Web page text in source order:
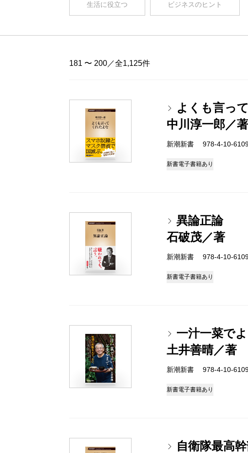
生活に役立つ ビジネスのヒント
181 〜 200／全1,125件
よくも言っ
中川淳一郎／著
新潮新書 978-4-10-
新書電子書籍あり
異論正論
石破茂／著
新潮新書 978-4-10-
新書電子書籍あり
一汁一菜で
土井善晴／著
新潮新書 978-4-10-
新書電子書籍あり
自衛隊最高